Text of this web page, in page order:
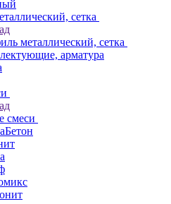
сетка
металлический, сетка
арматура
смеси